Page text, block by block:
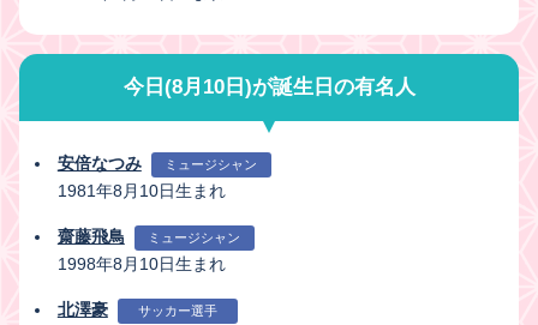
今日(8月10日)が誕生日の有名人
安倍なつみ ミュージシャン
1981年8月10日生まれ
齋藤飛鳥 ミュージシャン
1998年8月10日生まれ
北澤豪 サッカー選手